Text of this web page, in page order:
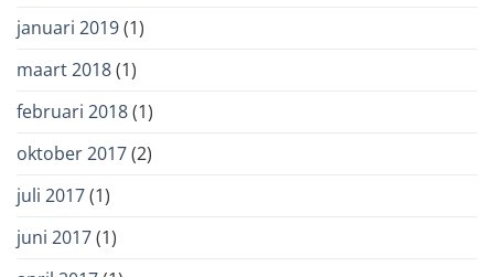
januari 2019(1)
maart 2018(1)
februari 2018(1)
oktober 2017(2)
juli 2017(1)
juni 2017(1)